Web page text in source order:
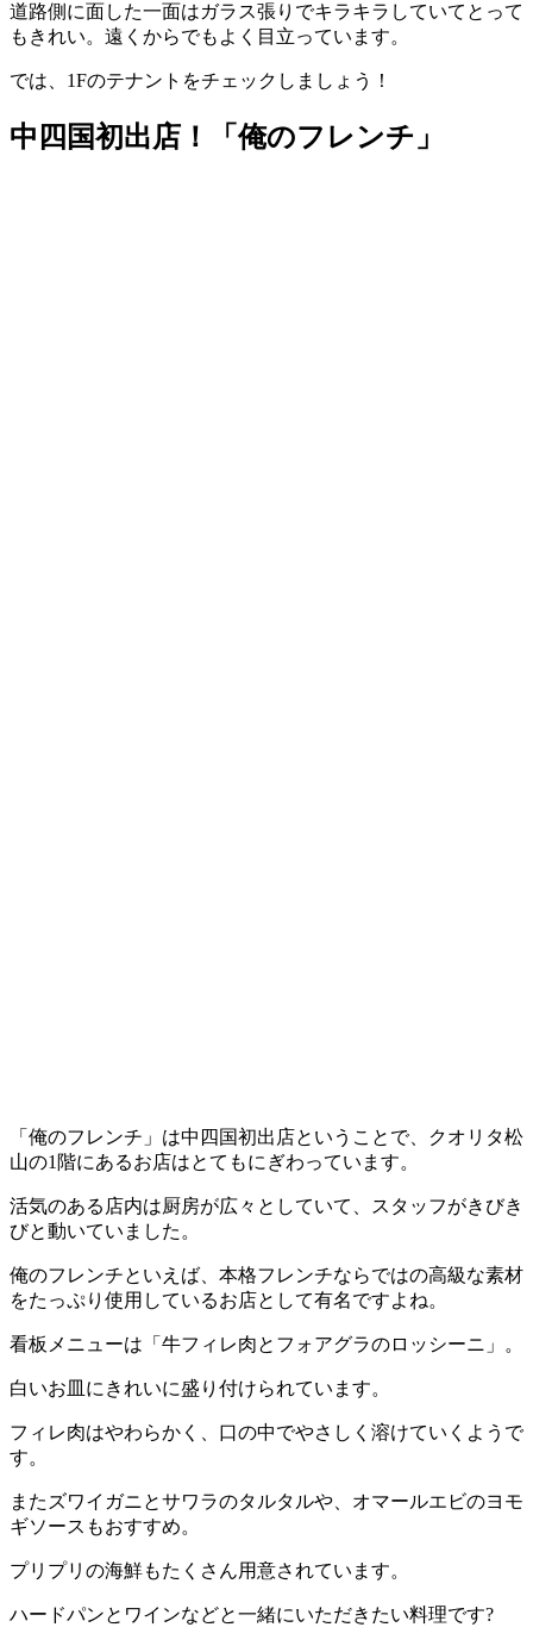
道路側に面した一面はガラス張りでキラキラしていてとって
もきれい。遠くからでもよく目立っています。
では、1Fのテナントをチェックしましょう！
中四国初出店！「俺のフレンチ」
「俺のフレンチ」は中四国初出店ということで、クオリタ松
山の1階にあるお店はとてもにぎわっています。
活気のある店内は厨房が広々としていて、スタッフがきびき
びと動いていました。
俺のフレンチといえば、本格フレンチならではの高級な素材
をたっぷり使用しているお店として有名ですよね。
看板メニューは「牛フィレ肉とフォアグラのロッシーニ」。
白いお皿にきれいに盛り付けられています。
フィレ肉はやわらかく、口の中でやさしく溶けていくようで
す。
またズワイガニとサワラのタルタルや、オマールエビのヨモ
ギソースもおすすめ。
プリプリの海鮮もたくさん用意されています。
ハードパンとワインなどと一緒にいただきたい料理です?